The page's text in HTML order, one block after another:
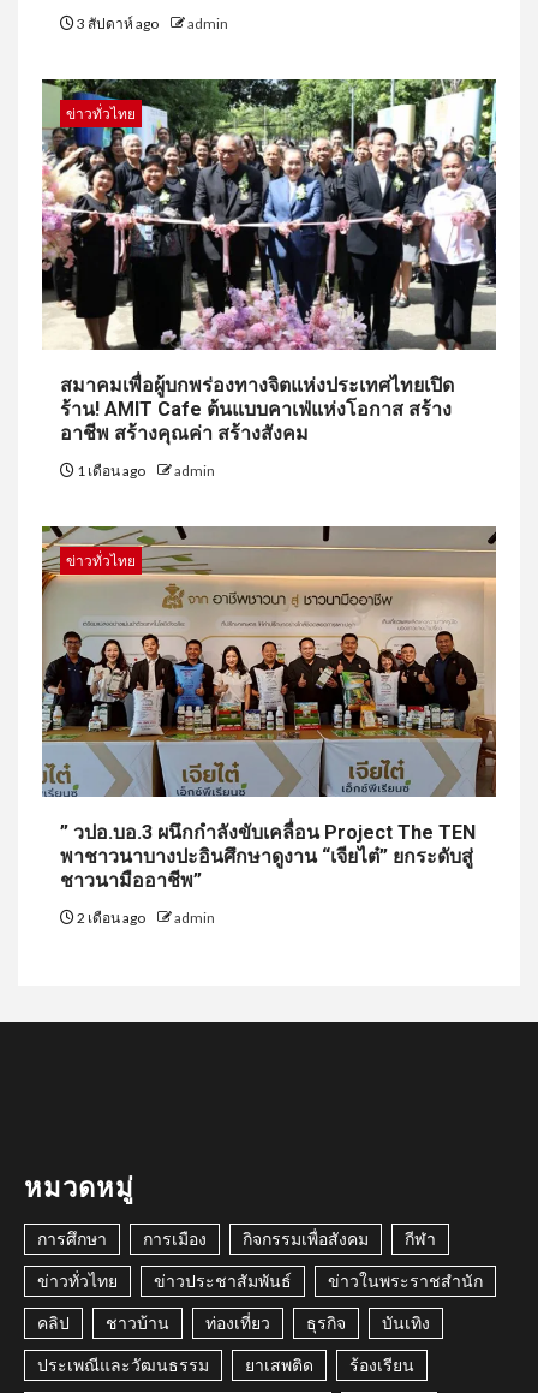
3 สัปดาห์ ago admin
ข่าวทั่วไทย
สมาคมเพื่อผู้บกพร่องทางจิตแห่งประเทศไทยเปิด
ร้าน! AMIT Cafe ต้นแบบคาเฟ่แห่งโอกาส สร้าง
อาชีพ สร้างคุณค่า สร้างสังคม
1 เดือน ago admin
ข่าวทั่วไทย
” วปอ.บอ.3 ผนึกกำลังขับเคลื่อน Project The TEN
พาชาวนาบางปะอินศึกษาดูงาน “เจียไต๋” ยกระดับสู่
ชาวนามืออาชีพ”
2 เดือน ago admin
หมวดหมู่
การศึกษา การเมือง กิจกรรมเพื่อสังคม กีฬา
ข่าวทั่วไทย ข่าวประชาสัมพันธ์ ข่าวในพระราชสำนัก
คลิป ชาวบ้าน ท่องเที่ยว ธุรกิจ บันเทิง
ประเพณีและวัฒนธรรม ยาเสพติด ร้องเรียน